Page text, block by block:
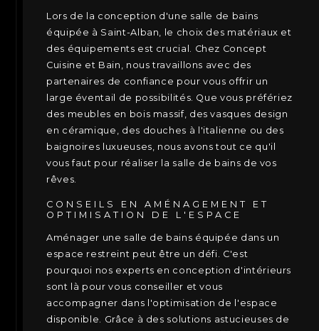
Lors de la conception d'une salle de bains
équipée à Saint-Alban, le choix des matériaux et
des équipements est crucial. Chez Concept
Cuisine et Bain, nous travaillons avec des
partenaires de confiance pour vous offrir un
large éventail de possibilités. Que vous préfériez
des meubles en bois massif, des vasques design
en céramique, des douches à l'italienne ou des
baignoires luxueuses, nous avons tout ce qu'il
vous faut pour réaliser la salle de bains de vos
rêves.
CONSEILS EN AMÉNAGEMENT ET
OPTIMISATION DE L'ESPACE
Aménager une salle de bains équipée dans un
espace restreint peut être un défi. C'est
pourquoi nos experts en conception d'intérieurs
sont là pour vous conseiller et vous
accompagner dans l'optimisation de l'espace
disponible. Grâce à des solutions astucieuses de